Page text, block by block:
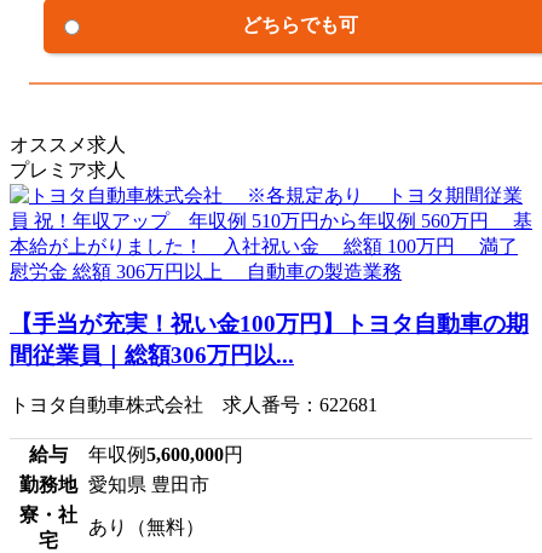
どちらでも可
オススメ求人
プレミア求人
【手当が充実！祝い金100万円】トヨタ自動車の期
間従業員｜総額306万円以...
トヨタ自動車株式会社 求人番号：622681
給与 年収例5,600,000円
勤務地 愛知県 豊田市
寮・社
宅
あり（無料）